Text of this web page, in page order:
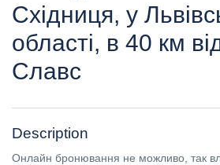
Східниця, у
області, в 40 км
Славс
Description
Онлайн бронювання не можливо, так